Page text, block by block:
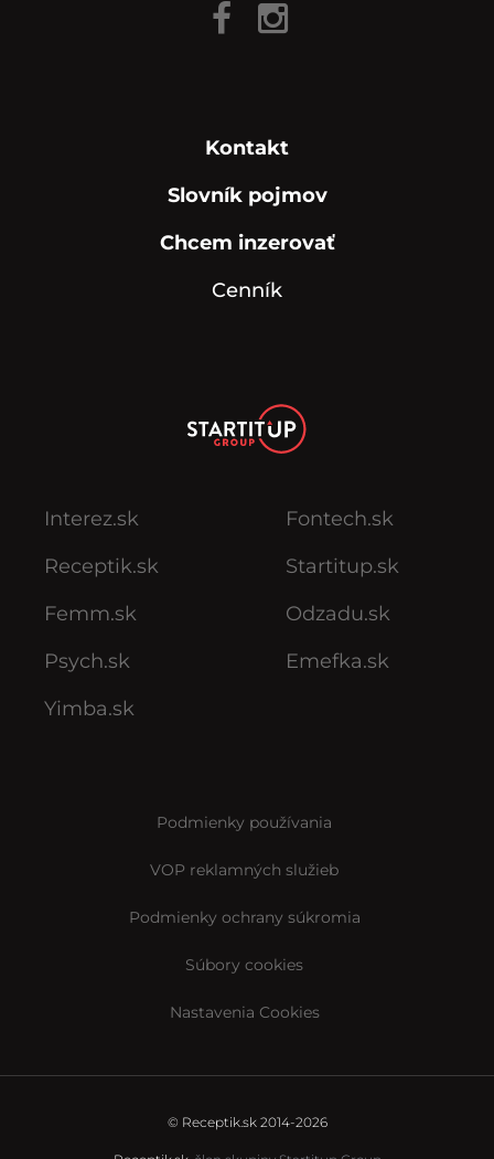
Kontakt
Slovník pojmov
Chcem inzerovať
Cenník
Interez.sk
Receptik.sk
Femm.sk
Psych.sk
Yimba.sk
Fontech.sk
Startitup.sk
Odzadu.sk
Emefka.sk
Podmienky používania
VOP reklamných služieb
Podmienky ochrany súkromia
Súbory cookies
Nastavenia Cookies
© Receptik.sk 2014-2026